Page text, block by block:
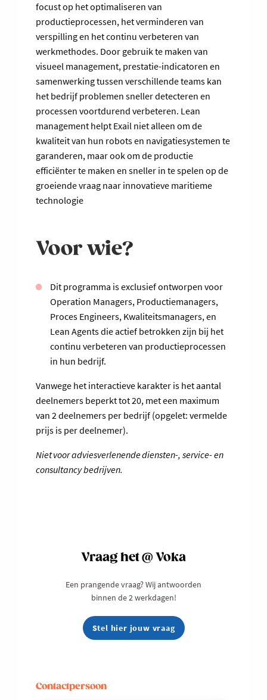
focust op het optimaliseren van
productieprocessen, het verminderen van
verspilling en het continu verbeteren van
werkmethodes. Door gebruik te maken van
visueel management, prestatie-indicatoren en
samenwerking tussen verschillende teams kan
het bedrijf problemen sneller detecteren en
processen voortdurend verbeteren. Lean
management helpt Exail niet alleen om de
kwaliteit van hun robots en navigatiesystemen te
garanderen, maar ook om de productie
efficiënter te maken en sneller in te spelen op de
groeiende vraag naar innovatieve maritieme
technologie
Voor wie?
Dit programma is exclusief ontworpen voor
Operation Managers, Productiemanagers,
Proces Engineers, Kwaliteitsmanagers, en
Lean Agents die actief betrokken zijn bij het
continu verbeteren van productieprocessen
in hun bedrijf.
Vanwege het interactieve karakter is het aantal
deelnemers beperkt tot 20, met een maximum
van 2 deelnemers per bedrijf (opgelet: vermelde
prijs is per deelnemer).
Niet voor adviesverlenende diensten-, service- en
consultancy bedrijven.
Contactpersoon
Vraag het @ Voka
Een prangende vraag? Wij antwoorden
binnen de 2 werkdagen!
Stel hier jouw vraag